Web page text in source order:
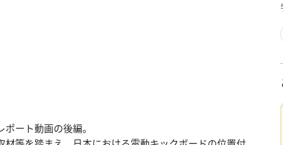
ート動画の後編。